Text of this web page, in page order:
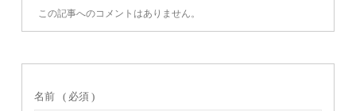
この記事へのコメントはありません。
名前 ( 必須 )